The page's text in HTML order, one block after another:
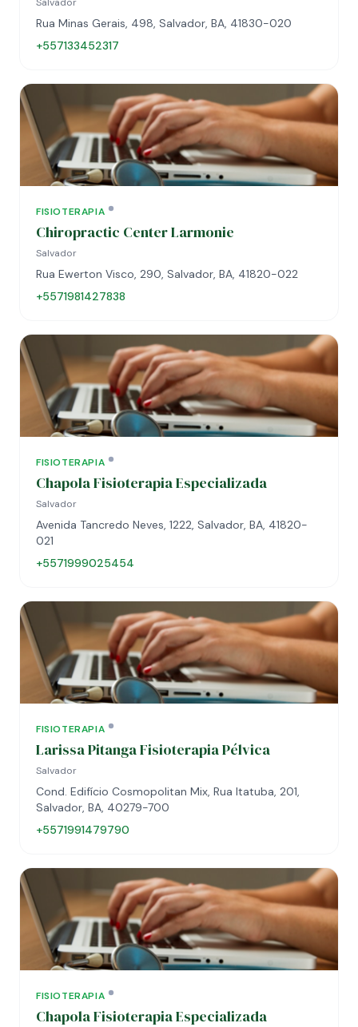
Rua Minas Gerais, 498, Salvador, BA, 41830-020
+557133452317
FISIOTERAPIA
Chiropractic Center Larmonie
Salvador
Rua Ewerton Visco, 290, Salvador, BA, 41820-022
+5571981427838
FISIOTERAPIA
Chapola Fisioterapia Especializada
Salvador
Avenida Tancredo Neves, 1222, Salvador, BA, 41820-
021
+5571999025454
FISIOTERAPIA
Larissa Pitanga Fisioterapia Pélvica
Salvador
Cond. Edifício Cosmopolitan Mix, Rua Itatuba, 201,
Salvador, BA, 40279-700
+5571991479790
FISIOTERAPIA
Chapola Fisioterapia Especializada